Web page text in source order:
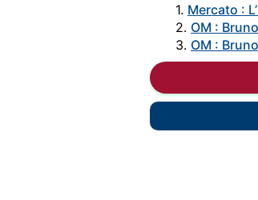
1. Mercato :
2. OM :
3. OM :